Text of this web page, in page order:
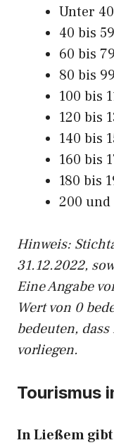
Unter
40 bis
60 bis
80 bis
100 bis
120 bis
140 bis
160 bis
180 bis
200 und
Hinweis:
31.12.2022,
Eine Angabe
Wert von 0
bedeuten,
vorliegen.
Tourismus
In Ließem gibt